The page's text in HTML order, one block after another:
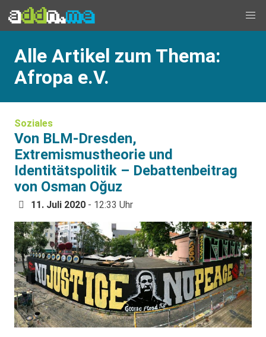
Alle Artikel zum Thema:
Afropa e.V.
Soziales
Von BLM-Dresden,
Extremismustheorie und
Identitätspolitik – Debattenbeitrag
von Osman Oğuz
11. Juli 2020 - 12:33 Uhr